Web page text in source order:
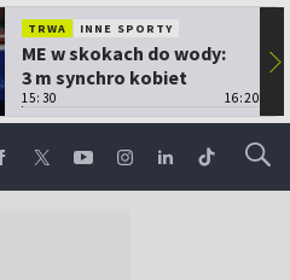
TRWA INNE SPORTY
ME w skokach do wody:
3 m synchro kobiet
15:30 16:20
▶